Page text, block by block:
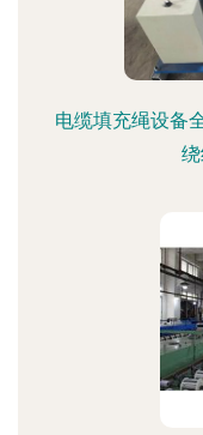
电缆填充绳设备